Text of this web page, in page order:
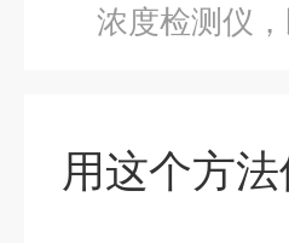
浓度检测仪
用这个方